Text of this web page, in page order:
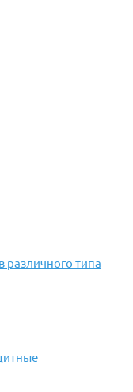
различного типа